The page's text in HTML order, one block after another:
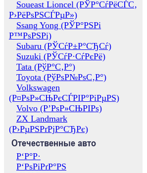
Soueast Lioncel (РЎР°СѓРёСЃС‚
Р›РёРѕРЅСЃРµР»)
Ssang Yong (РЎР°РЅРі
Р™РѕРЅРі)
Subaru (РЎСѓР±Р°СЂСѓ)
Suzuki (РЎСѓР·СѓРєРё)
Tata (РўР°С‚Р°)
Toyota (РўРѕР№РѕС‚Р°)
Volkswagen
(Р¤РѕР»СЊРєСЃРІР°РіРµРЅ)
Volvo (Р’РѕР»СЊРІРѕ)
ZX Landmark
(Р›РµРЅРґРјР°СЂРє)
Отечественные авто
Р‘Р°Р·
Р‘РѕРіРґР°РЅ